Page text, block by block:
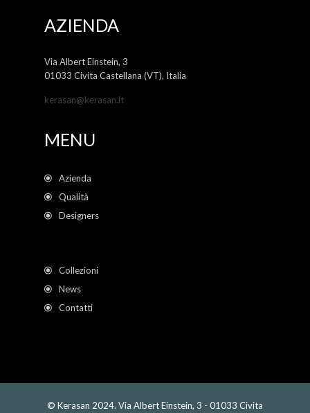
AZIENDA
Via Albert Einstein, 3
01033 Civita Castellana (VT), Italia
kerasan@kerasan.it
MENU
Azienda
Qualità
Designers
Collezioni
News
Contatti
© Kerasan 2024. Via Albert Einstein, 3 - 01033 Civita